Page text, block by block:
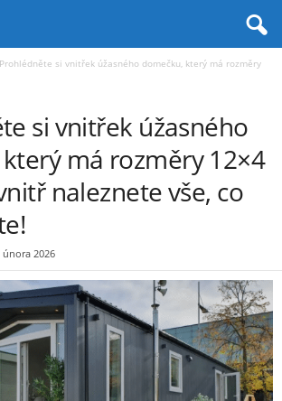
Prohlédněte si vnitřek úžasného domečku, který má rozměry
si vnitřek úžasného
má rozměry 12×4
naleznete vše, co
února 2026